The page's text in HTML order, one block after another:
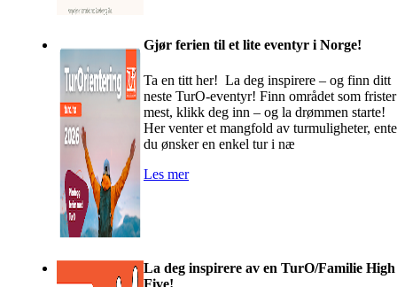
Gjør ferien til et lite eventyr i Norge!
Ta en titt her! La deg inspirere – og finn ditt
neste TurO-eventyr! Finn området som frister
mest, klikk deg inn – og la drømmen starte!
Her venter et mangfold av turmuligheter,
du ønsker en enkel tur i næ
Les mer
La deg inspirere av en TurO/Familie High
Five!